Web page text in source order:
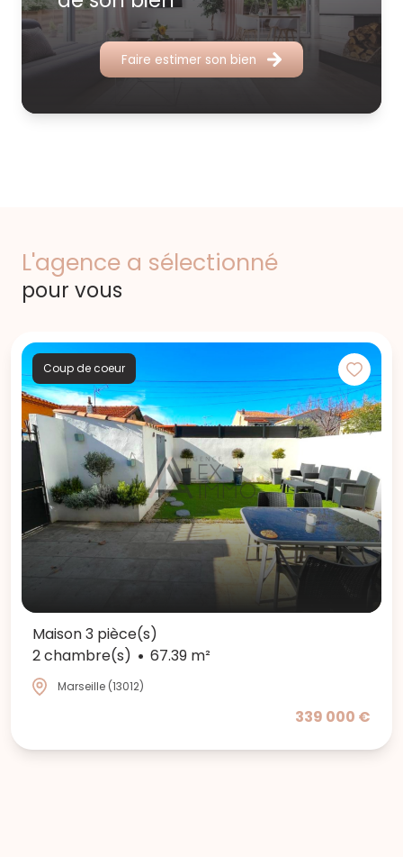
Faire estimer son bien
L'agence a sélectionné
pour vous
Coup de coeur
Maison 3 pièce(s)
2 chambre(s)
67.39 m²
Marseille (13012)
339 000 €